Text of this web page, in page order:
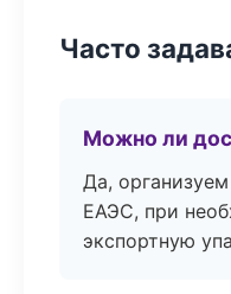
Часто
Можно ли
Да,
ЕАЭС, при
экспортную